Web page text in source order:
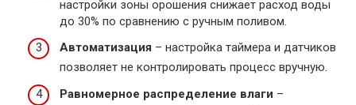
настройки зоны орошения снижает расход воды
до 30% по сравнению с ручным поливом.
Автоматизация – настройка таймера и датчиков
позволяет не контролировать процесс вручную.
Равномерное распределение влаги –